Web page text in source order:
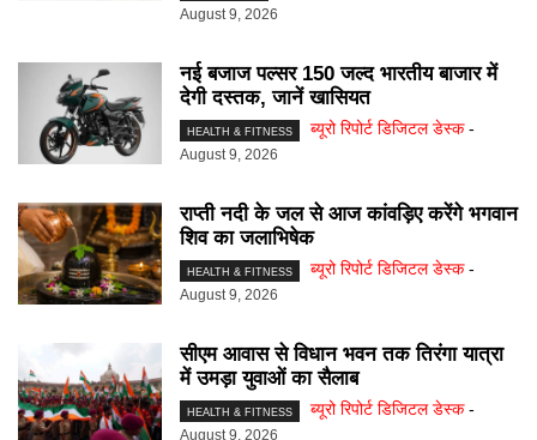
August 9, 2026
नई बजाज पल्सर 150 जल्द भारतीय बाजार में
देगी दस्तक, जानें खासियत
HEALTH & FITNESS ब्यूरो रिपोर्ट डिजिटल डेस्क -
August 9, 2026
राप्ती नदी के जल से आज कांवड़िए करेंगे भगवान
शिव का जलाभिषेक
HEALTH & FITNESS ब्यूरो रिपोर्ट डिजिटल डेस्क -
August 9, 2026
सीएम आवास से विधान भवन तक तिरंगा यात्रा
में उमड़ा युवाओं का सैलाब
HEALTH & FITNESS ब्यूरो रिपोर्ट डिजिटल डेस्क -
August 9, 2026